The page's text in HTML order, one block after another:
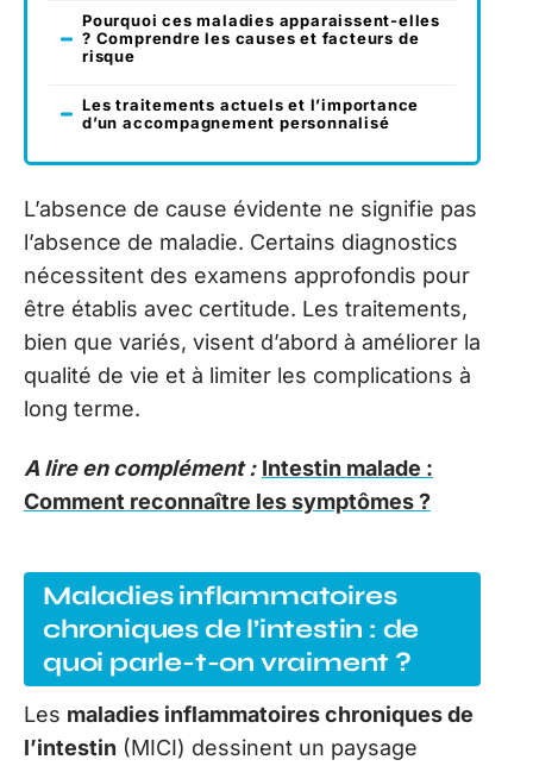
Pourquoi ces maladies apparaissent-elles
? Comprendre les causes et facteurs de
risque
Les traitements actuels et l’importance
d’un accompagnement personnalisé
L’absence de cause évidente ne signifie pas
l’absence de maladie. Certains diagnostics
nécessitent des examens approfondis pour
être établis avec certitude. Les traitements,
bien que variés, visent d’abord à améliorer la
qualité de vie et à limiter les complications à
long terme.
A lire en complément : Intestin malade :
Comment reconnaître les symptômes ?
Maladies inflammatoires
chroniques de l’intestin : de
quoi parle-t-on vraiment ?
Les maladies inflammatoires chroniques de
l’intestin (MICI) dessinent un paysage